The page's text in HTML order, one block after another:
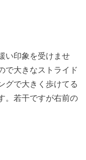
い印象を受けませ
で大きなストライド
グで大きく歩けてる
。若干ですが右前の